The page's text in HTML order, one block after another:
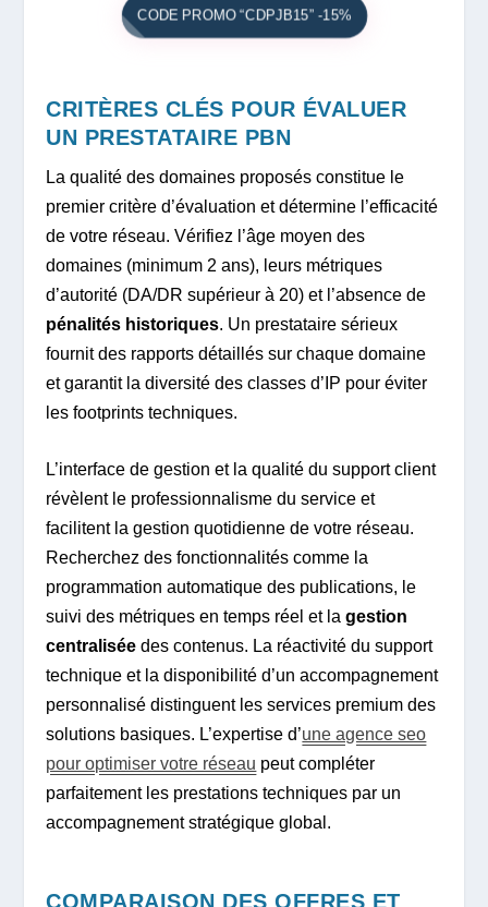
CODE PROMO “CDPJB15” -15%
CRITÈRES CLÉS POUR ÉVALUER
UN PRESTATAIRE PBN
La qualité des domaines proposés constitue le
premier critère d’évaluation et détermine l’efficacité
de votre réseau. Vérifiez l’âge moyen des
domaines (minimum 2 ans), leurs métriques
d’autorité (DA/DR supérieur à 20) et l’absence de
pénalités historiques. Un prestataire sérieux
fournit des rapports détaillés sur chaque domaine
et garantit la diversité des classes d’IP pour éviter
les footprints techniques.
L’interface de gestion et la qualité du support client
révèlent le professionnalisme du service et
facilitent la gestion quotidienne de votre réseau.
Recherchez des fonctionnalités comme la
programmation automatique des publications, le
suivi des métriques en temps réel et lagestion
centralisée des contenus. La réactivité du support
technique et la disponibilité d’un accompagnement
personnalisé distinguent les services premium des
solutions basiques. L’expertise d’une agence seo
pour optimiser votre réseau peut compléter
parfaitement les prestations techniques par un
accompagnement stratégique global.
COMPARAISON DES OFFRES ET